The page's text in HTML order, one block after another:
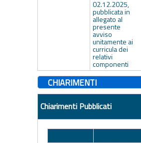
02.12.2025,
pubblicata in
allegato al
presente
avviso
unitamente ai
curricula dei
relativi
componenti
CHIARIMENTI
Chiarimenti Pubblicati